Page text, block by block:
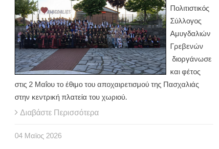
Πολιτιστικός
Σύλλογος
Αμυγδαλιών
Γρεβενών
διοργάνωσε
και φέτος
στις 2 Μαΐου το έθιμο του αποχαιρετισμού της Πασχαλιάς
στην κεντρική πλατεία του χωριού.
Διαβάστε Περισσότερα
04 Μαϊος 2026